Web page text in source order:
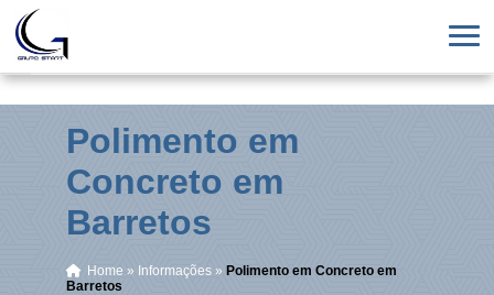
Polimento em
Concreto em
Barretos
Home » Informações » Polimento em Concreto em
Barretos